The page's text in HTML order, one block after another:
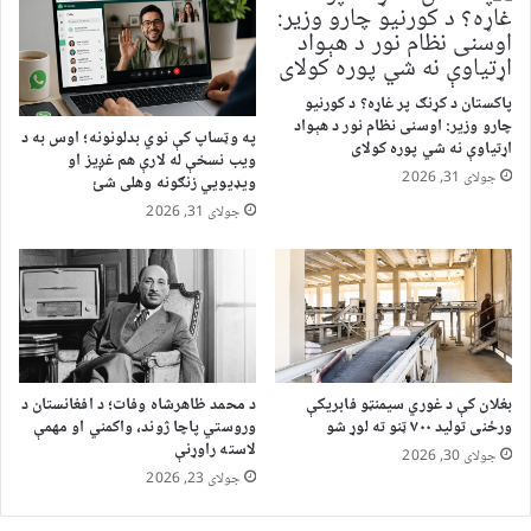
پاکستان د کړنګ پر غاړه؟ د کورنیو
چارو وزیر: اوسنی نظام نور د هېواد
اړتیاوې نه شي پوره کولای
جولای 31, 2026
په وټساپ کې نوي بدلونونه؛ اوس به د
ویب نسخې له لارې هم غږیز او
ویډیويي زنګونه وهلی شئ
جولای 31, 2026
بغلان کې د غوري سیمنټو فابریکې
ورځنی تولید ۷۰۰ ټنو ته لوړ شو
جولای 30, 2026
د محمد ظاهرشاه وفات؛ د افغانستان د
وروستي پاچا ژوند، واکمني او مهمې
لاسته راوړنې
جولای 23, 2026